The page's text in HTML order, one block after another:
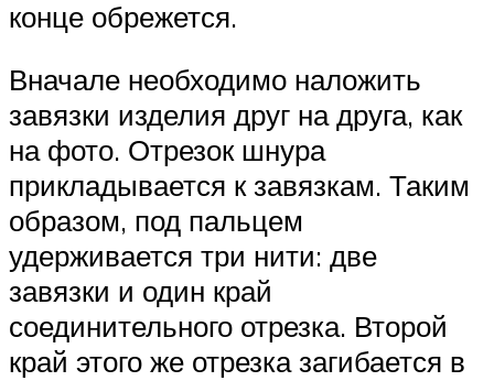
конце обрежется.
Вначале необходимо наложить
завязки изделия друг на друга, как
на фото. Отрезок шнура
прикладывается к завязкам. Таким
образом, под пальцем
удерживается три нити: две
завязки и один край
соединительного отрезка. Второй
край этого же отрезка загибается в